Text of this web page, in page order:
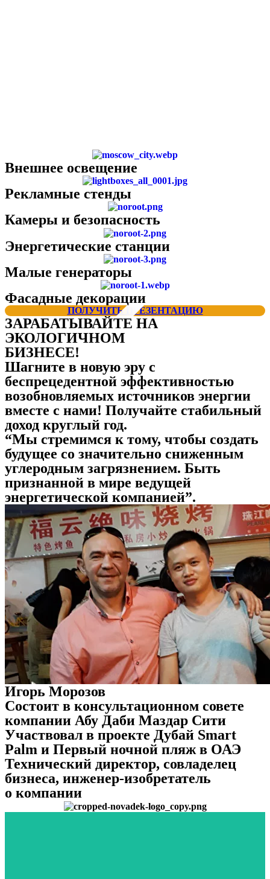
Внешнее освещение
Рекламные стенды
Камеры и безопасность
Энергетические станции
Малые генераторы
Фасадные декорации
ПОЛУЧИТЬ ПРЕЗЕНТАЦИЮ
ЗАРАБАТЫВАЙТЕ НА
ЭКОЛОГИЧНОМ
БИЗНЕСЕ!
Шагните в новую эру с
беспрецедентной эффективностью
возобновляемых источников энергии
вместе с нами! Получайте стабильный
доход круглый год.
“Мы стремимся к тому, чтобы создать
будущее со значительно сниженным
углеродным загрязнением. Быть
признанной в мире ведущей
энергетической компанией”.
Игорь Морозов
Состоит в консультационном совете
компании Абу Даби Маздар Сити
Участвовал в проекте Дубай Smart
Palm и Первый ночной пляж в ОАЭ
Технический директор, совладелец
бизнеса, инженер-изобретатель
о компании